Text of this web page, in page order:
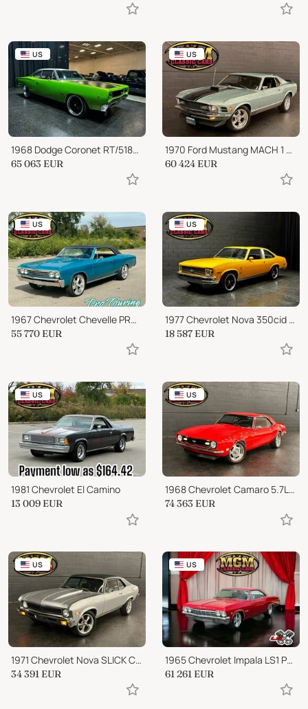
US
1968 Dodge Coronet RT/518cid V8 GREAT PAINT JOB! FAST AND RELIABLE!
65 063 EUR
US
1970 Ford Mustang MACH 1 M CODE 351ci C6 SHAKER HOOD RESTORED!
60 424 EUR
US
1967 Chevrolet Chevelle PRO TOURING LS2 COLD AC!!
55 770 EUR
US
1977 Chevrolet Nova 350cid 5.7 Liter Automatic Nice Paint!!
18 587 EUR
US
1981 Chevrolet El Camino
13 009 EUR
US
1968 Chevrolet Camaro 5.7L/450 HP LS1 V-8, 6-Speed, Vintage Air
74 363 EUR
US
1971 Chevrolet Nova SLICK CORTEZ SILVER LOADED W/OPTIONS!
34 391 EUR
US
1965 Chevrolet Impala LS1 PRO TOURING RESTOMOD SLICK PAINT
61 261 EUR